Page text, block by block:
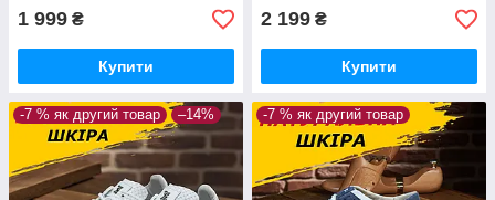
1 999 ₴
Купити
2 199 ₴
Купити
-7 % як другий товар –14% -7 % як другий товар